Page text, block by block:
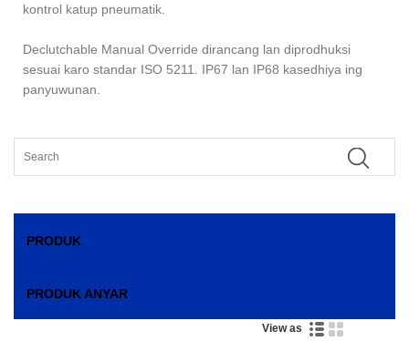
kontrol katup pneumatik.
Declutchable Manual Override dirancang lan diprodhuksi
sesuai karo standar ISO 5211. IP67 lan IP68 kasedhiya ing
panyuwunan.
PRODUK
PRODUK ANYAR
View as